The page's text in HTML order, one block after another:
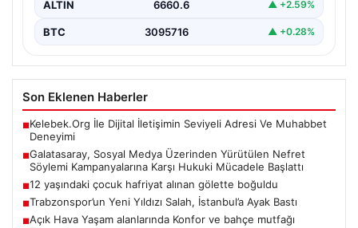
ALTIN 6660.6 ▲ +2.59%
BTC 3095716 ▲ +0.28%
Son Eklenen Haberler
■Kelebek.Org İle Dijital İletişimin Seviyeli Adresi Ve Muhabbet
Deneyimi
■Galatasaray, Sosyal Medya Üzerinden Yürütülen Nefret
Söylemi Kampanyalarına Karşı Hukuki Mücadele Başlattı
■12 yaşındaki çocuk hafriyat alınan gölette boğuldu
■Trabzonspor’un Yeni Yıldızı Salah, İstanbul’a Ayak Bastı
■Açık Hava Yaşam alanlarında Konfor ve bahçe mutfağı